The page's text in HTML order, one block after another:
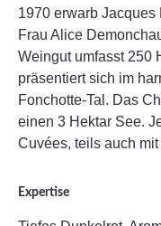
1970 erwarb
Frau Alice
Weingut umfasst 250
präsentiert sich im
Fonchotte-Tal. Das
einen 3 Hektar See.
Cuvées, teils auch
Expertise